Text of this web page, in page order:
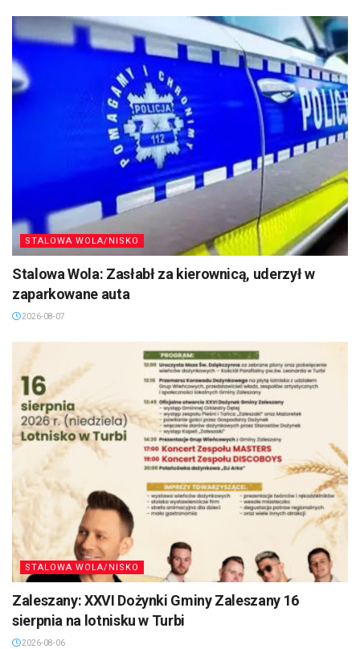
STALOWA WOLA/NISKO
Stalowa Wola: Zasłabł za kierownicą, uderzył w
zaparkowane auta
2026-08-07
STALOWA WOLA/NISKO
Zaleszany: XXVI Dożynki Gminy Zaleszany 16
sierpnia na lotnisku w Turbi
2026-08-06